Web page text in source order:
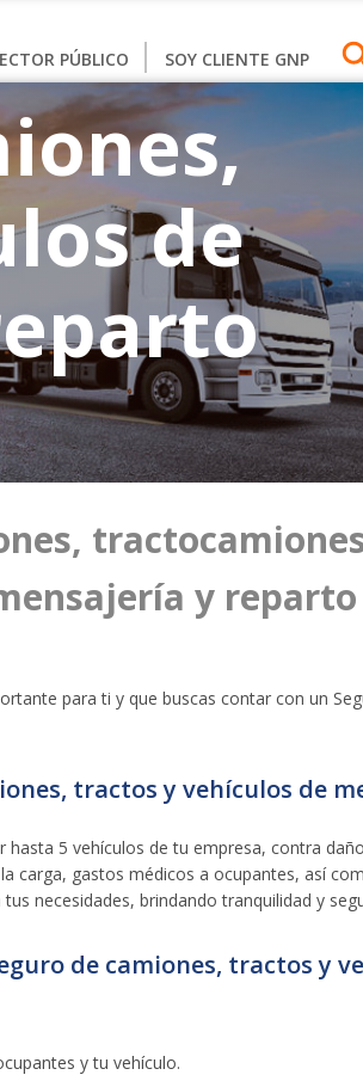
PÚBLICO SOY CLIENTE GNP
de
y reparto
para ti y que buscas contar con un
tractos y vehículos de
hasta 5 vehículos de tu empresa, contra
carga, gastos médicos a ocupantes, así
necesidades, brindando tranquilidad y
de camiones, tractos y
y tu vehículo.